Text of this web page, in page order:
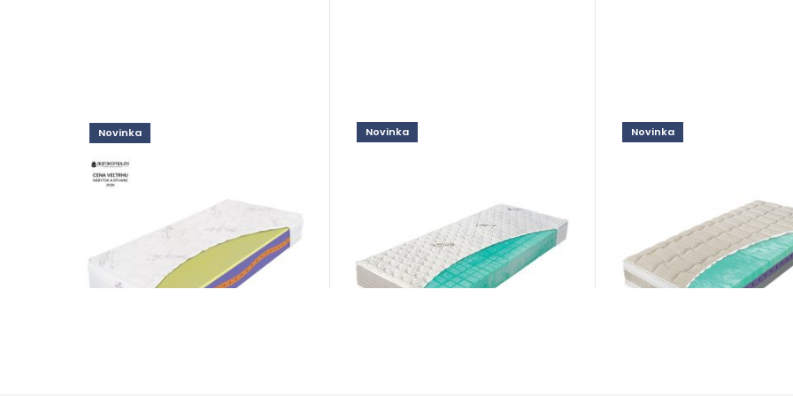
Novinka
Lavender Honey
Matrace
Novinka Novinka
od 487,00€